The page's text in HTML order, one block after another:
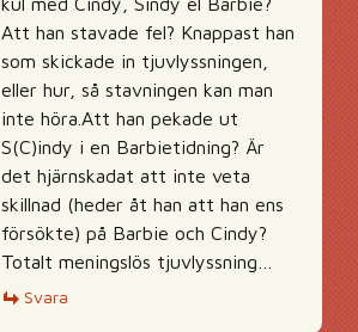
Att han stavade fel? Knappast han
som skickade in tjuvlyssningen,
eller hur, så stavningen kan man
inte höra.Att han pekade ut
S(C)indy i en Barbietidning? Är
det hjärnskadat att inte veta
skillnad (heder åt han att han ens
försökte) på Barbie och Cindy?
Totalt meningslös tjuvlyssning…
Svara